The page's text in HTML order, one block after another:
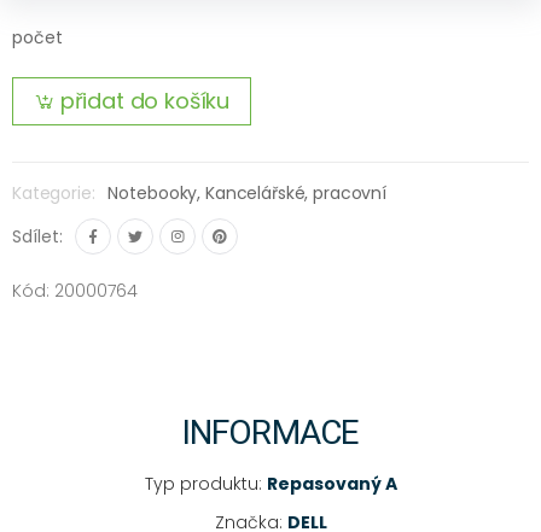
počet
přidat do košíku
Kategorie: Notebooky, Kancelářské, pracovní
Sdílet:
Kód: 20000764
INFORMACE
Typ produktu: Repasovaný A
Značka: DELL